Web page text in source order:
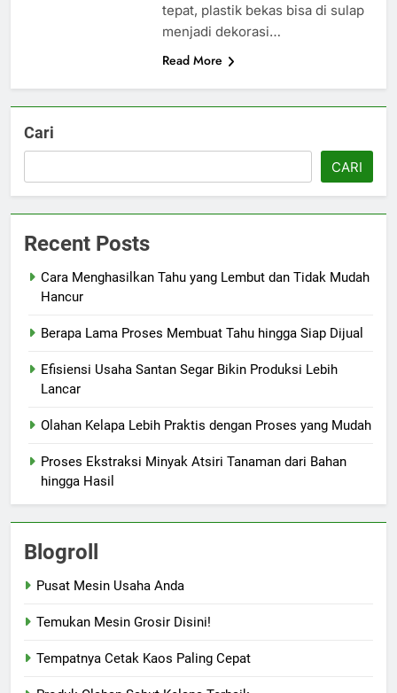
tepat, plastik bekas bisa di sulap
menjadi dekorasi…
Read More
Cari
CARI
Recent Posts
Cara Menghasilkan Tahu yang Lembut dan Tidak Mudah
Hancur
Berapa Lama Proses Membuat Tahu hingga Siap Dijual
Efisiensi Usaha Santan Segar Bikin Produksi Lebih
Lancar
Olahan Kelapa Lebih Praktis dengan Proses yang Mudah
Proses Ekstraksi Minyak Atsiri Tanaman dari Bahan
hingga Hasil
Blogroll
Pusat Mesin Usaha Anda
Temukan Mesin Grosir Disini!
Tempatnya Cetak Kaos Paling Cepat